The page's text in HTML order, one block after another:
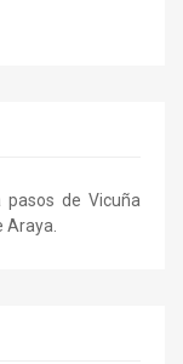
pasos de Vicuña
Araya.